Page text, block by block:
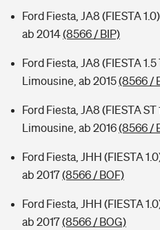
Ford Fiesta, JA8 (FIESTA
ab 2014(8566 / BIP)
Ford Fiesta, JA8 (FIESTA
Limousine, ab 2015(8566 /
Ford Fiesta, JA8 (FIESTA ST
Limousine, ab 2016(8566 /
Ford Fiesta, JHH (FIESTA
ab 2017(8566 / BOF)
Ford Fiesta, JHH (FIESTA
ab 2017(8566 / BOG)